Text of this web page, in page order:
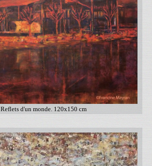
Reflets d'un monde. 120x150 cm